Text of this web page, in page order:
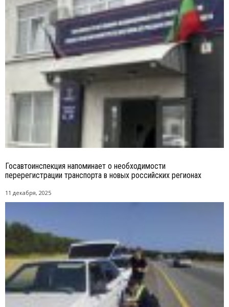
Госавтоинспекция напоминает о необходимости
перерегистрации транспорта в новых российских регионах
11 декабря, 2025